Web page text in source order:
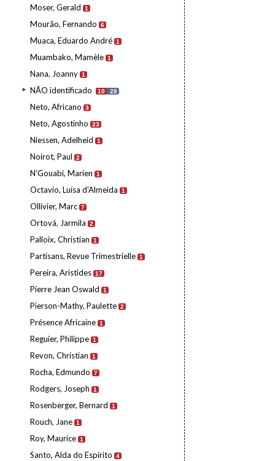
Moser, Gerald 1
Mourão, Fernando 6
Muaca, Eduardo André 1
Muambako, Mamèle 1
Nana, Joanny 1
NÃO identificado 10 28
Neto, Africano 3
Neto, Agostinho 23
Niessen, Adelheid 1
Noirot, Paul 2
N’Gouabi, Marien 1
Octavio, Luísa d'Almeida 1
Ollivier, Marc 7
Ortová, Jarmila 2
Palloix, Christian 1
Partisans, Revue Trimestrielle 1
Pereira, Aristides 17
Pierre Jean Oswald 1
Pierson-Mathy, Paulette 2
Présence Africaine 1
Reguier, Philippe 1
Revon, Christian 1
Rocha, Edmundo 7
Rodgers, Joseph 1
Rosenberger, Bernard 1
Rouch, Jane 1
Roy, Maurice 1
Santo, Alda do Espírito 4